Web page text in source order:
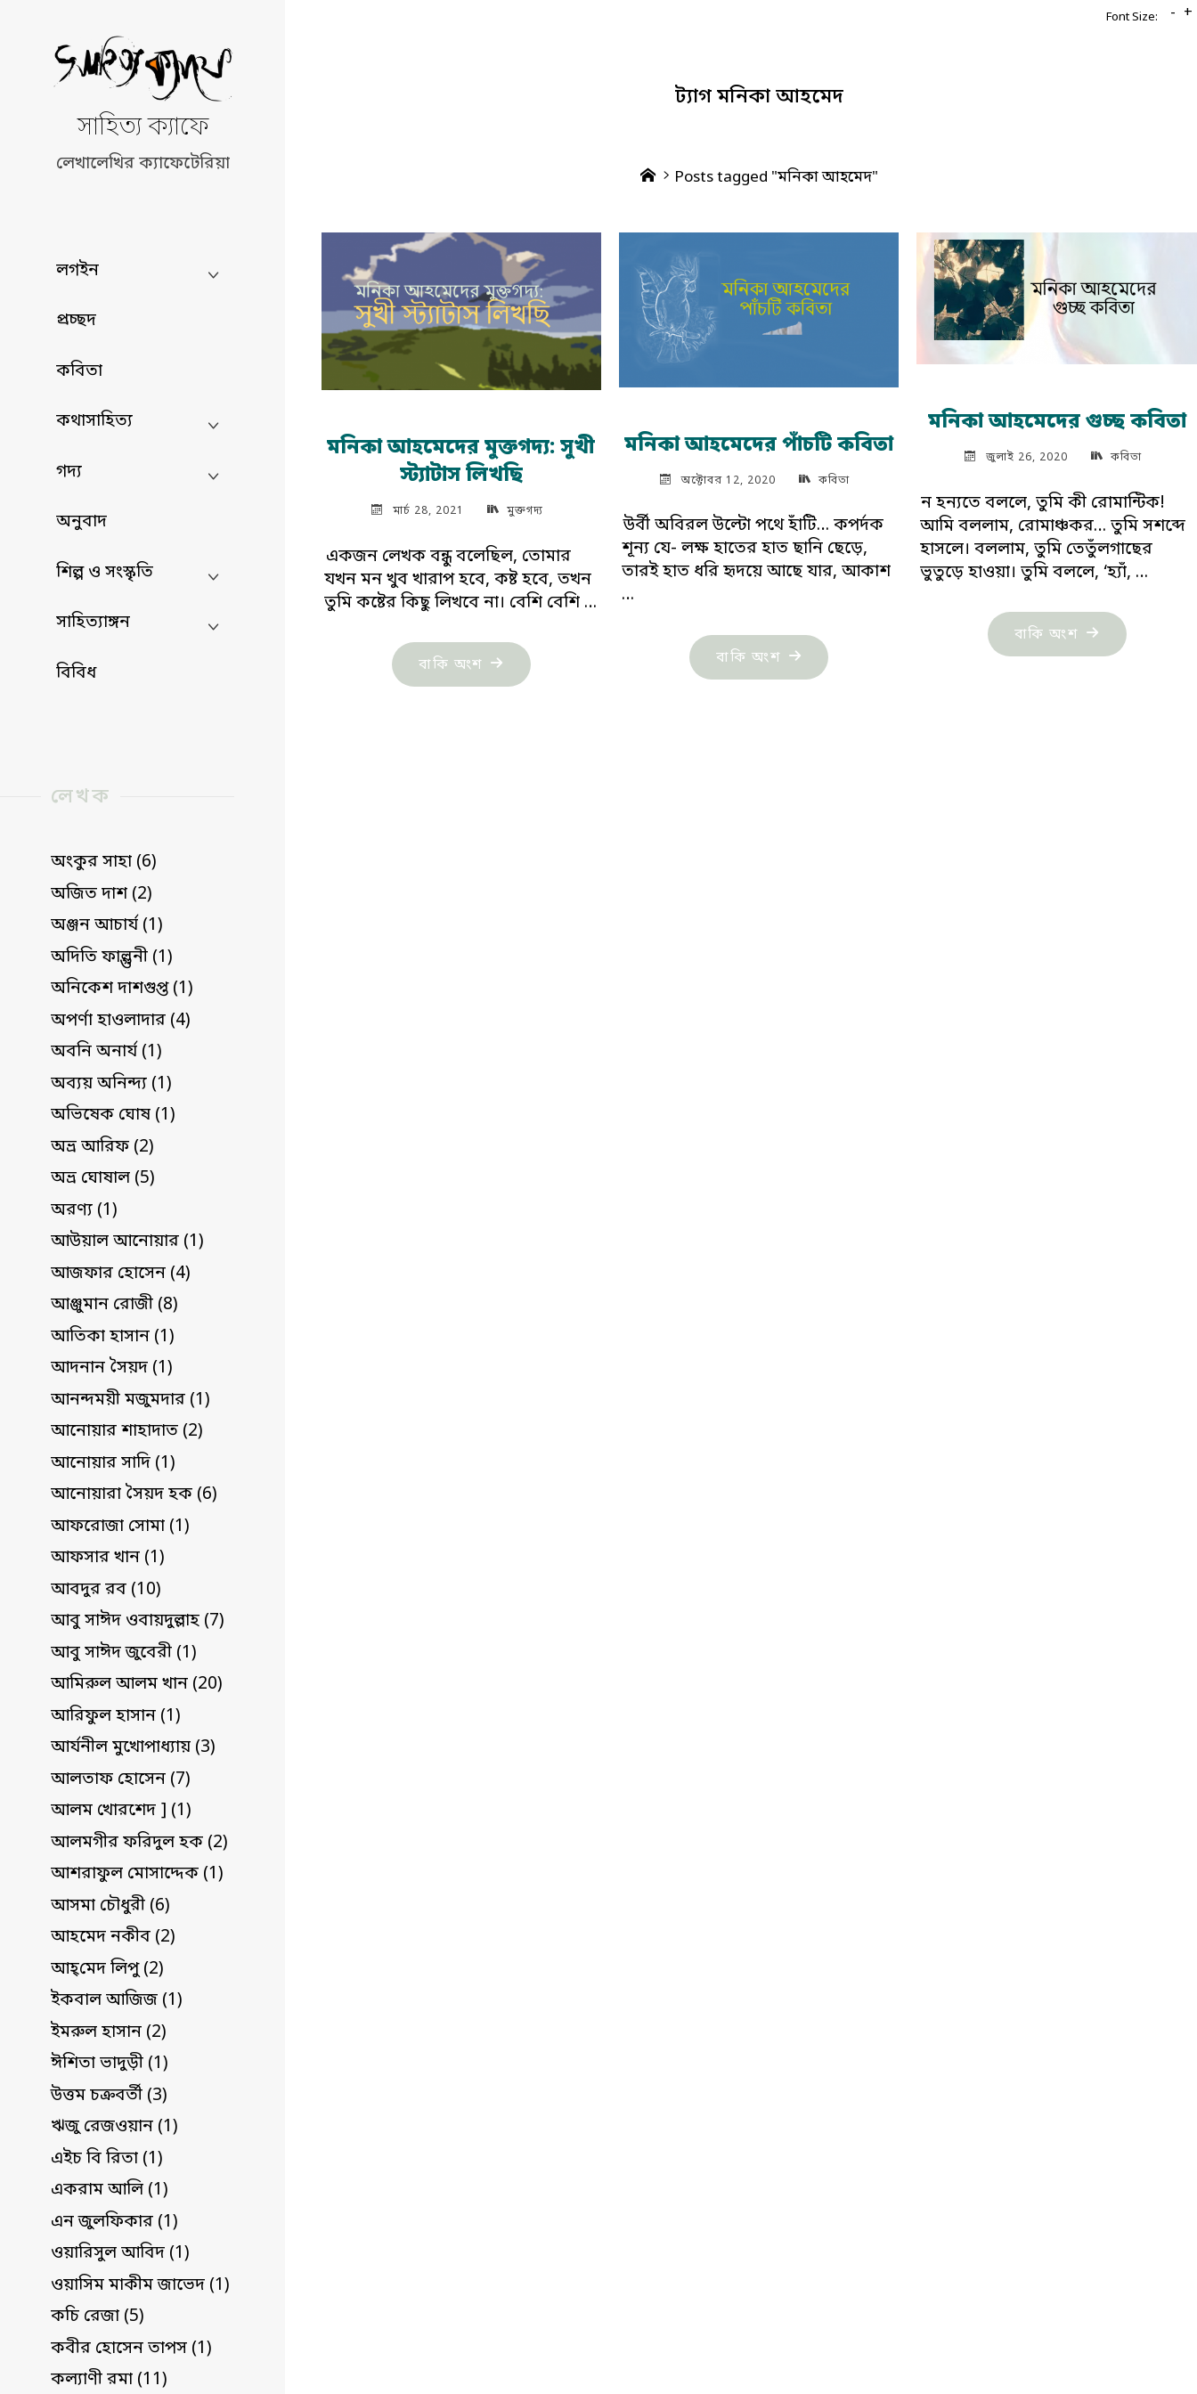
content
সাহিত্য ক্যাফে
লেখালেখির ক্যাফেটেরিয়া
লগইন
প্রচ্ছদ
কবিতা
কথাসাহিত্য
গদ্য
অনুবাদ
শিল্প ও সংস্কৃতি
সাহিত্যাঙ্গন
বিবিধ
লেখক
অংকুর সাহা (6)
অজিত দাশ (2)
অঞ্জন আচার্য (1)
অদিতি ফাল্গুনী (1)
অনিকেশ দাশগুপ্ত (1)
অপর্ণা হাওলাদার (4)
অবনি অনার্য (1)
অব্যয় অনিন্দ্য (1)
অভিষেক ঘোষ (1)
অভ্র আরিফ (2)
অভ্র ঘোষাল (5)
অরণ্য (1)
আউয়াল আনোয়ার (1)
আজফার হোসেন (4)
আঞ্জুমান রোজী (8)
আতিকা হাসান (1)
আদনান সৈয়দ (1)
আনন্দময়ী মজুমদার (1)
আনোয়ার শাহাদাত (2)
আনোয়ার সাদি (1)
আনোয়ারা সৈয়দ হক (6)
আফরোজা সোমা (1)
আফসার খান (1)
আবদুর রব (10)
আবু সাঈদ ওবায়দুল্লাহ (7)
আবু সাঈদ জুবেরী (1)
আমিরুল আলম খান (20)
আরিফুল হাসান (1)
আর্যনীল মুখোপাধ্যায় (3)
আলতাফ হোসেন (7)
আলম খোরশেদ ] (1)
আলমগীর ফরিদুল হক (2)
আশরাফুল মোসাদ্দেক (1)
আসমা চৌধুরী (6)
আহমেদ নকীব (2)
আহ্‌মেদ লিপু (2)
ইকবাল আজিজ (1)
ইমরুল হাসান (2)
ঈশিতা ভাদুড়ী (1)
উত্তম চক্রবর্তী (3)
ঋজু রেজওয়ান (1)
এইচ বি রিতা (1)
একরাম আলি (1)
এন জুলফিকার (1)
ওয়ারিসুল আবিদ (1)
ওয়াসিম মাকীম জাভেদ (1)
কচি রেজা (5)
কবীর হোসেন তাপস (1)
কল্যাণী রমা (11)
ট্যাগ মনিকা আহমেদ
HomePosts tagged "মনিকা আহমেদ"
মনিকা আহমেদের মুক্তগদ্য: সুখী
স্ট্যাটাস লিখছি
মার্চ 28, 2021 মুক্তগদ্য
একজন লেখক বন্ধু বলেছিল, তোমার
যখন মন খুব খারাপ হবে, কষ্ট হবে, তখন
তুমি কষ্টের কিছু লিখবে না। বেশি বেশি …
বাকি অংশ "মনিকা
আহমেদের
মনিকা আহমেদের পাঁচটি কবিতা
অক্টোবর 12, 2020 কবিতা
উর্বী অবিরল উল্টো পথে হাঁটি… কপর্দক
শূন্য যে- লক্ষ হাতের হাত ছানি ছেড়ে,
তারই হাত ধরি হৃদয়ে আছে যার, আকাশ
…
বাকি অংশ "মনিকা
আহমেদের
মনিকা আহমেদের গুচ্ছ কবিতা
জুলাই 26, 2020 কবিতা
ন হন্যতে বললে, তুমি কী রোমান্টিক!
আমি বললাম, রোমাঞ্চকর… তুমি সশব্দে
হাসলে। বললাম, তুমি তেতুঁলগাছের
ভুতুড়ে হাওয়া। তুমি বললে, ‘হ্যাঁ, …
বাকি অংশ "মনিকা
আহমেদের
Font Size: - +